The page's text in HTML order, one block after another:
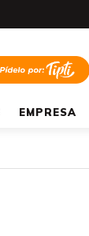
EMPRESA